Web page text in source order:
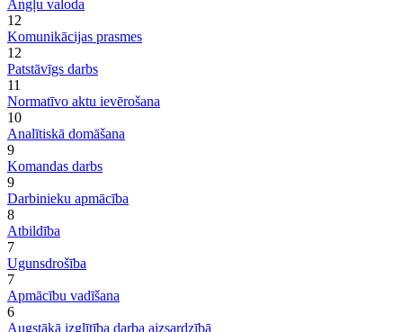
Angļu valoda
12
Komunikācijas prasmes
12
Patstāvīgs darbs
11
Normatīvo aktu ievērošana
10
Analītiskā domāšana
9
Komandas darbs
9
Darbinieku apmācība
8
Atbildība
7
Ugunsdrošība
7
Apmācību vadīšana
6
Augstākā izglītība darba aizsardzībā